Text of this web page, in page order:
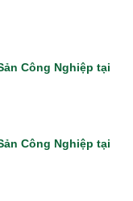
Công Nghiệp tại
Công Nghiệp tại